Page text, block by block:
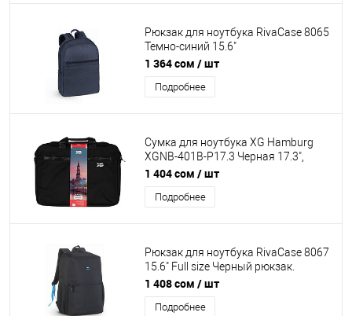
бутылки, застежка молния
Рюкзак для ноутбука RivaCase 8065
Темно-синий 15.6"
Водоотталкивающая ткань.
Утолщенные стенки. Смягчающие
наплечные ремни с регулеровкой.
1 364 сом / шт
Подробнее
Сумка для ноутбука XG Hamburg
XGNB-401B-P17.3 Черная 17.3",
Полиэстер. Внешнее отделение на
молнии, Органайзер, 2 внутренних
отделения, Внутренний карман на
встроенный USB шнур
1 404 сом / шт
Подробнее
Рюкзак для ноутбука RivaCase 8067
15.6" Full size Черный рюкзак.
Ремешок крепления, карман для
телефона, карман для бутылки,
плечевой ремень, водонепр-й
1 408 сом / шт
Подробнее